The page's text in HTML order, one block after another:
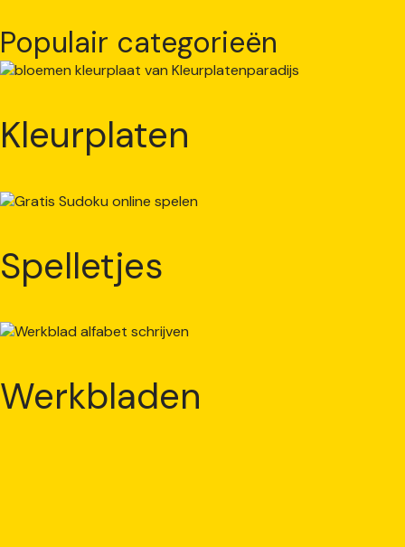
Populair categorieën
Kleurplaten
Spelletjes
Werkbladen